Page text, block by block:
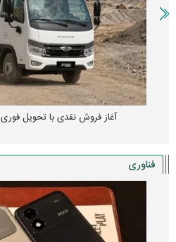
آغاز فروش اقساطی خودروی KMC SR۶ + جزئیات
فناوری